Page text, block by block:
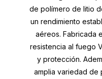
de polímero de litio
un rendimiento
aéreos. Fabricada
resistencia al fuego
y protección.
amplia variedad